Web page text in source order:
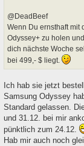
@DeadBeef
Wenn Du ernsthaft mit
Odyssey+ zu holen
dich nächste Woche
bei 499,- $ liegt.
Ich hab sie jetzt
Samsung Odyssey
Standard gelassen.
und 31.12. bei mir
pünktlich zum 24.12.
Hab mir auch noch